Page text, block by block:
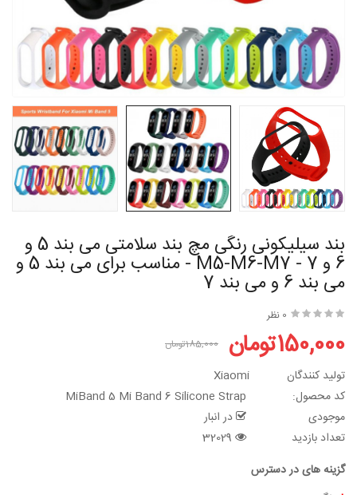
بند سیلیکونی رنگی مچ بند سلامتی می بند 5 و
6 و 7 - M5-M6-M7 - مناسب برای می بند 5 و
می بند 6 و می بند 7
0 نظر
150,000تومان 185,000تومان
تولید کنندگان
Xiaomi
کد محصول:
موجودی
در انبار
تعداد بازدید
گزینه های در دسترس